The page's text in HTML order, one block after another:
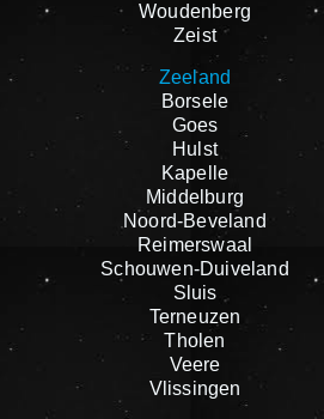
Woudenberg
Zeist
Zeeland
Borsele
Goes
Hulst
Kapelle
Middelburg
Noord-Beveland
Reimerswaal
Schouwen-Duiveland
Sluis
Terneuzen
Tholen
Veere
Vlissingen